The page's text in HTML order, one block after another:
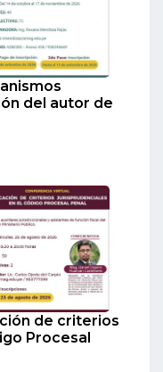
del autor de
de criterios
Procesal